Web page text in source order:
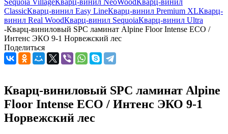
Sequoia VillageКварц-винил NeoWood Кварц-винил
ClassicКварц-винил Easy LineКварц-винил Premium XLКварц-
винил Real WoodКварц-винил SequoiaКварц-винил Ultra
-Кварц-виниловый SPC ламинат Alpine Floor Intense ECO /
Интенс ЭКО 9-1 Норвежский лес
Поделиться
Кварц-виниловый SPC ламинат Alpine
Floor Intense ECO / Интенс ЭКО 9-1
Норвежский лес